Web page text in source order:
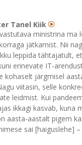
Tanel Kiik
ministrina
jätkamist. Nii
leppida tähtajatult,
erinevate IT-
kohaselt järgmisel
viitasin, selle
leidmist. Kui
ikkagi kasvab, kuna
aasta-aastalt pigem
sai [haiguslehe]